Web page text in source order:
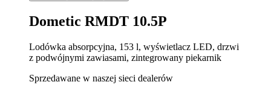
Dometic RMDT 10.5P
Lodówka absorpcyjna, 153 l, wyświetlacz LED, drzwi
z podwójnymi zawiasami, zintegrowany piekarnik
Sprzedawane w naszej sieci dealerów